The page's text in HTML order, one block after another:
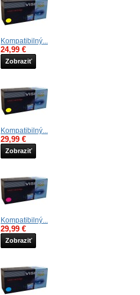
Kompatibilný...
24,99 €
Zobraziť
Kompatibilný...
29,99 €
Zobraziť
Kompatibilný...
29,99 €
Zobraziť